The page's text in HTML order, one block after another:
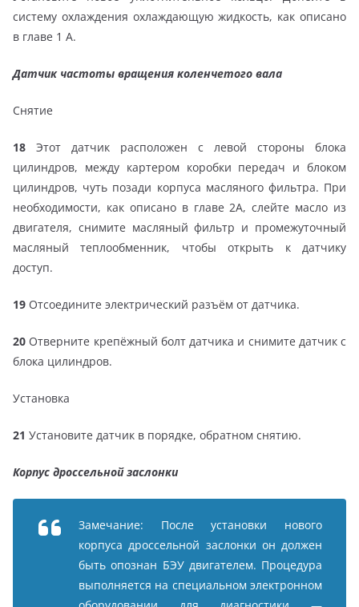
систему охлаждения охлаждающую жидкость, как описано
в главе 1 А.
Датчик частоты вращения коленчетого вала
Снятие
18 Этот датчик расположен с левой стороны блока
цилиндров, между картером коробки передач и блоком
цилиндров, чуть позади корпуса масляного фильтра. При
необходимости, как описано в главе 2А, слейте масло из
двигателя, снимите масляный фильтр и промежуточный
масляный теплообменник, чтобы открыть к датчику
доступ.
19 Отсоедините электрический разъём от датчика.
20 Отверните крепёжный болт датчика и снимите датчик с
блока цилиндров.
Установка
21 Установите датчик в порядке, обратном снятию.
Корпус дроссельной заслонки
Замечание: После установки нового
корпуса дроссельной заслонки он должен
быть опознан БЭУ двигателем. Процедура
выполняется на специальном электронном